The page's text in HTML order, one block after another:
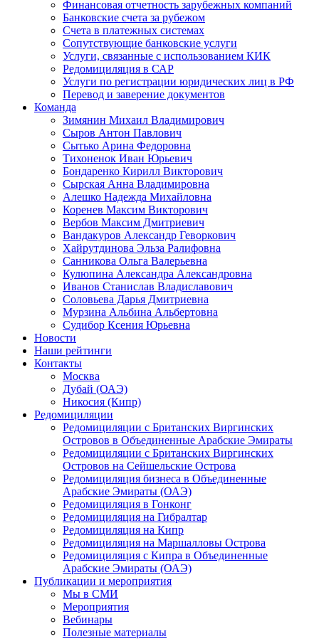
Финансовая отчетность зарубежных компаний
Банковские счета за рубежом
Счета в платежных системах
Сопутствующие банковские услуги
Услуги, связанные с использованием КИК
Редомициляция в САР
Услуги по регистрации юридических лиц в РФ
Перевод и заверение документов
Команда
Зимянин Михаил Владимирович
Сыров Антон Павлович
Сытько Арина Федоровна
Тихоненок Иван Юрьевич
Бондаренко Кирилл Викторович
Сырская Анна Владимировна
Алешко Надежда Михайловна
Коренев Максим Викторович
Вербов Максим Дмитриевич
Вандакуров Александр Геворкович
Хайрутдинова Эльза Ралифовна
Санникова Ольга Валерьевна
Кулюпина Александра Александровна
Иванов Станислав Владиславович
Соловьева Дарья Дмитриевна
Мурзина Альбина Альбертовна
Судибор Ксения Юрьевна
Новости
Наши рейтинги
Контакты
Москва
Дубай (ОАЭ)
Никосия (Кипр)
Редомициляции
Редомициляции с Британских Виргинских
Островов в Объединенные Арабские Эмираты
Редомициляции с Британских Виргинских
Островов на Сейшельские Острова
Редомициляция бизнеса в Объединенные
Арабские Эмираты (ОАЭ)
Редомициляция в Гонконг
Редомициляция на Гибралтар
Редомициляция на Кипр
Редомициляция на Маршалловы Острова
Редомициляция с Кипра в Объединенные
Арабские Эмираты (ОАЭ)
Публикации и мероприятия
Мы в СМИ
Мероприятия
Вебинары
Полезные материалы